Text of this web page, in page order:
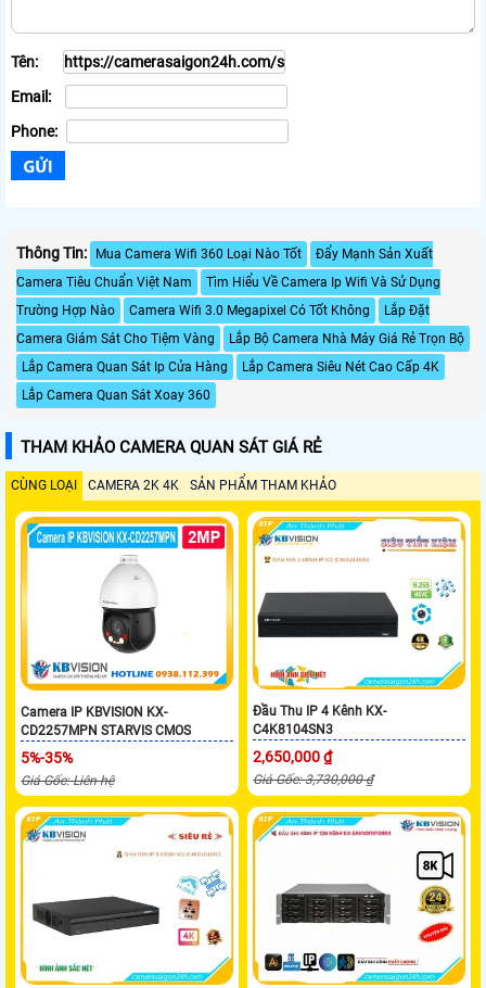
Tên:
Email:
Phone:
Thông Tin: Mua Camera Wifi 360 Loại Nào Tốt
Đẩy Mạnh Sản Xuất
Camera Tiêu Chuẩn Việt Nam
Tìm Hiểu Về Camera Ip Wifi Và Sử Dụng
Trường Hợp Nào
Camera Wifi 3.0 Megapixel Có Tốt Không
Lắp Đặt
Camera Giám Sát Cho Tiệm Vàng
Lắp Bộ Camera Nhà Máy Giá Rẻ Trọn Bộ
Lắp Camera Quan Sát Ip Cửa Hàng
Lắp Camera Siêu Nét Cao Cấp 4K
Lắp Camera Quan Sát Xoay 360
THAM KHẢO CAMERA QUAN SÁT GIÁ RẺ
CÙNG LOẠI CAMERA 2K 4K SẢN PHẨM THAM KHẢO
Camera IP KBVISION KX-
CD2257MPN STARVIS CMOS
5%-35%
Giá Gốc: Liên hệ
Đầu Thu IP 4 Kênh KX-
C4K8104SN3
2,650,000 ₫
Giá Gốc: 3,730,000 ₫